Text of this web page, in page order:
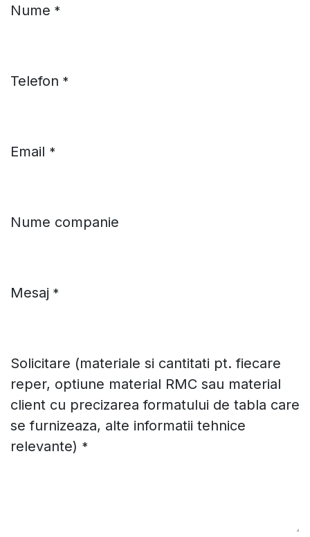
Nume *
Telefon *
Email *
Nume companie
Mesaj *
Solicitare (materiale si cantitati pt. fiecare
reper, optiune material RMC sau material
client cu precizarea formatului de tabla care
se furnizeaza, alte informatii tehnice
relevante) *